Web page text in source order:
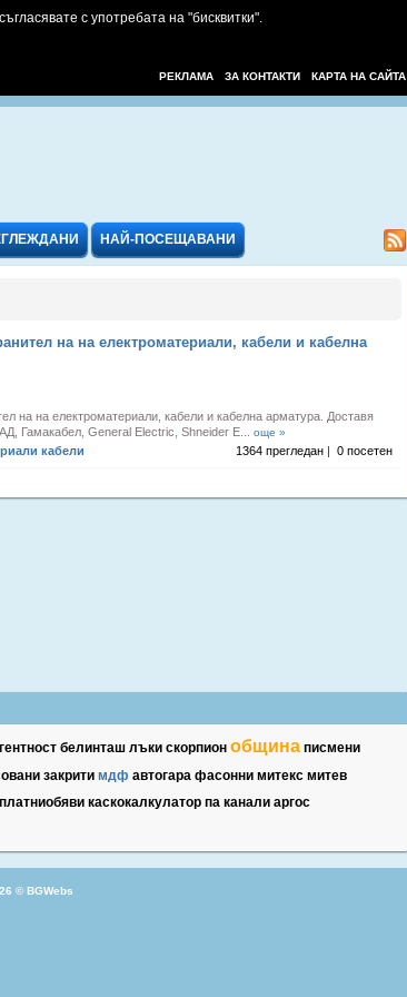
с употребата на "бисквитки".
КАРТА НА САЙТА
ЗА КОНТАКТИ
РЕКЛАМА
НАЙ-ПОСЕЩАВАНИ
на на електроматериали, кабели и кабелна
на на електроматериали, кабели и кабелна арматура. Доставя
Гамакабел, General Electric, Shneider E... още »
кабели 1364 прегледан | 0 посетен
белинташ лъки скорпион община писмени
закрити мдф автогара фасонни митекс митев
каскокалкулатор па канали аргос
© BGWebs